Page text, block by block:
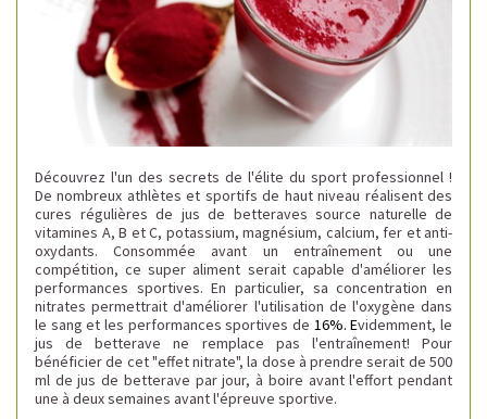
Découvrez l'un des secrets de l'élite du sport professionnel !
De nombreux athlètes et sportifs de haut niveau réalisent des
cures régulières de jus de betteraves source naturelle de
vitamines A, B et C, potassium, magnésium, calcium, fer et anti-
oxydants. Consommée avant un entraînement ou une
compétition, ce super aliment serait capable d'améliorer les
performances sportives.En particulier, sa concentration en
nitrates permettrait d'améliorer l'utilisation de l'oxygène dans
le sang et les performances sportives de 16%. Evidemment, le
jus de betterave ne remplace pas l'entraînement! Pour
bénéficier de cet "effet nitrate", la dose à prendre serait de 500
ml de jus de betterave par jour, à boire avant l'effort pendant
une à deux semaines avant l'épreuve sportive.